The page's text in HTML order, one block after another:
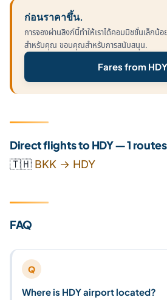
ก่อนราคาขึ้น.
การจองผ่านลิงก์นี้ทำให้เราได้คอมมิชชั่นเล็กน้
สำหรับคุณ ขอบคุณสำหรับการสนับสนุน.
Fares from HDY
Direct flights to HDY — 1 routes
🇹🇭 BKK → HDY
FAQ
Q
Where is HDY airport located?